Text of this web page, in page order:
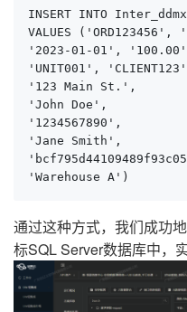
INSERT INTO
VALUES
'2023-01-01',
'UNIT001',
'123 Main St.',
'John Doe',
'1234567890',
'Jane Smith',
'Warehouse A')
通过这种方式，我们成功
标SQL Server数据库中，